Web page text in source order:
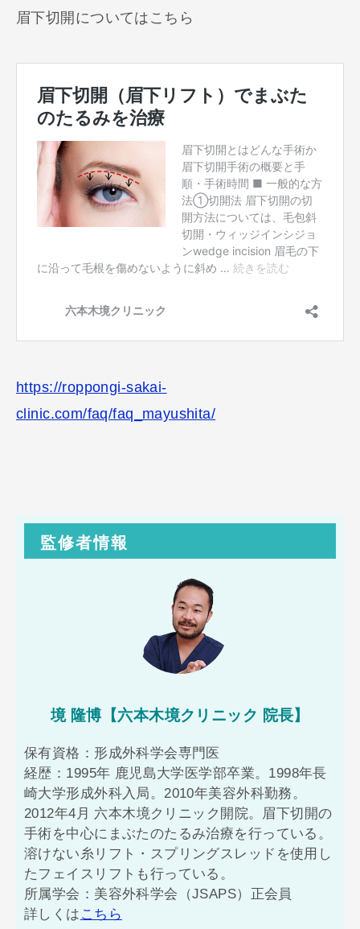
眉下切開についてはこちら
https://roppongi-sakai-
clinic.com/faq/faq_mayushita/
監修者情報
境 隆博【六本木境クリニック 院長】
保有資格：形成外科学会専門医
経歴：1995年 鹿児島大学医学部卒業。1998年長
崎大学形成外科入局。2010年美容外科勤務。
2012年4月 六本木境クリニック開院。眉下切開の
手術を中心にまぶたのたるみ治療を行っている。
溶けない糸リフト・スプリングスレッドを使用し
たフェイスリフトも行っている。
所属学会：美容外科学会（JSAPS）正会員
詳しくは こちら